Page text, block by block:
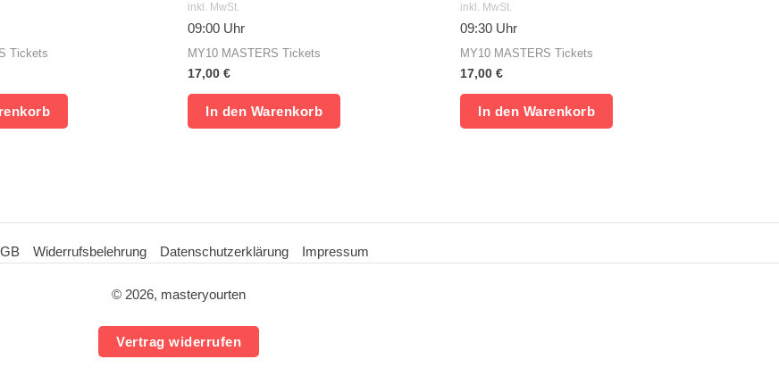
Tickets
inkl. MwSt.
09:00 Uhr
MY10 MASTERS Tickets
17,00 €
In den Warenkorb
inkl. MwSt.
09:30 Uhr
MY10 MASTERS Tickets
17,00 €
In den Warenkorb
Widerrufsbelehrung Datenschutzerklärung Impressum
© 2026, masteryourten
Vertrag widerrufen